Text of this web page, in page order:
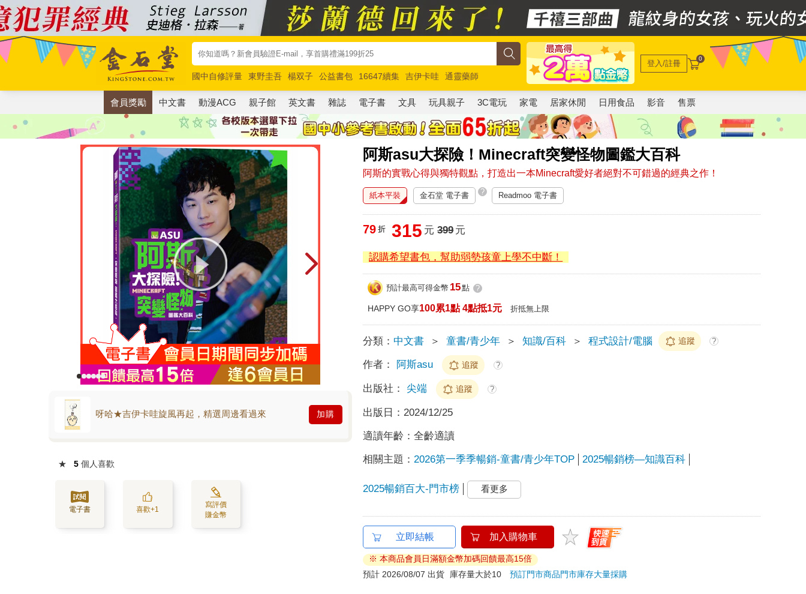
國中自修評量 東野圭吾 楊双子 公益書包 16647續集 吉伊卡哇
通靈藥師
唯紅花綻放
奧德賽 路邊攤新作 馬斯克 玩具總動員5 超慢跑
登入/註冊 0
會員獎勵 中文書 動漫ACG 親子館 英文書 雜誌 電子書 文具 玩具親子 3C電玩 家電 居家休閒 日用食品 影音 售票
阿斯asu大探險！Minecraft突變怪物圖鑑大百科
阿斯的實戰心得與獨特觀點，打造出一本Minecraft愛好者絕對不可錯過的經典之作！
呀哈★吉伊卡哇旋風再起，精選周邊看過來 加購
★ 5 個人喜歡
電子書 喜歡+1
寫評價
賺金幣
紙本平裝 金石堂 電子書 ? Readmoo 電子書
79 折 315 元 399元
認購希望書包，幫助弱勢孩童上學不中斷！
預計最高可得金幣 15點 ?
HAPPY GO享100累1點 4點抵1元 折抵無上限
分類： 中文書 ＞ 童書/青少年 ＞ 知識/百科 ＞ 程式設計/電腦 追蹤 ?
作者： 阿斯asu 追蹤 ?
出版社： 尖端 追蹤 ?
出版日： 2024/12/25
適讀年齡：全齡適讀
相關主題： 2026第一季季暢銷-童書/青少年TOP 2025暢銷榜—知識百科
2025暢銷百大-門市榜 看更多
立即結帳 加入購物車
※ 本商品會員日滿額金幣加碼回饋最高15倍
預計 2026/08/07 出貨
庫存量大於10預訂門市商品門市庫存大量採購